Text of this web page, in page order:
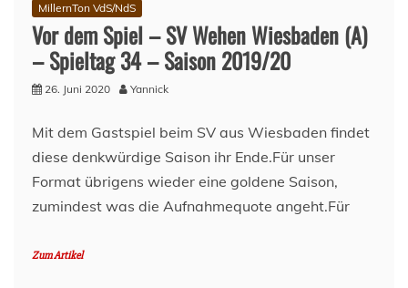
Jos
Luhukay
MillernTon VdS/NdS
Vor dem Spiel – SV Wehen Wiesbaden (A)
– Spieltag 34 – Saison 2019/20
26. Juni 2020 Yannick
Mit dem Gastspiel beim SV aus Wiesbaden findet
diese denkwürdige Saison ihr Ende.Für unser
Format übrigens wieder eine goldene Saison,
zumindest was die Aufnahmequote angeht.Für
Zum Artikel